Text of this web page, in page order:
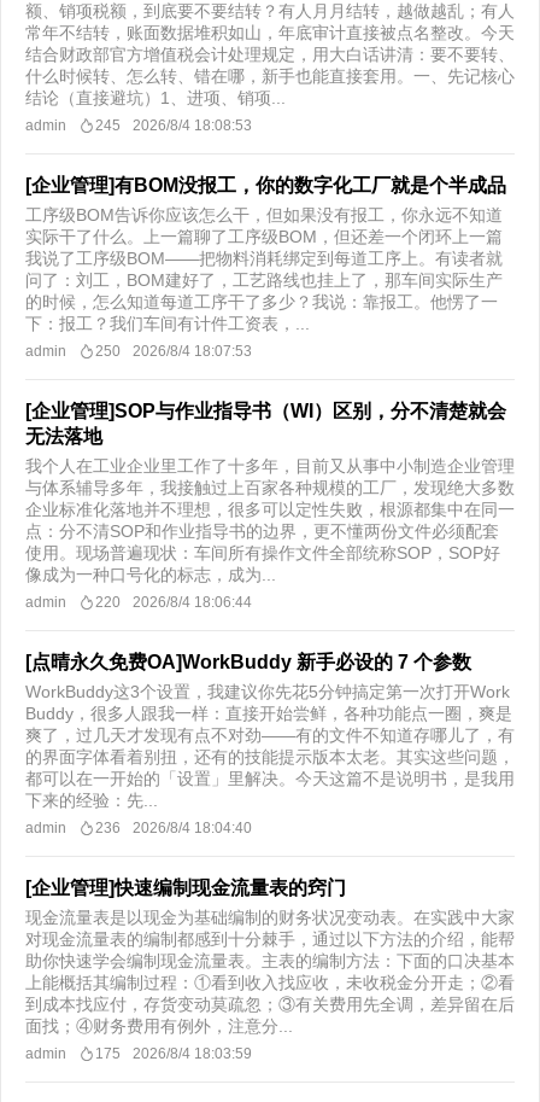
额、销项税额，到底要不要结转？有人月月结转，越做越乱；有人
常年不结转，账面数据堆积如山，年底审计直接被点名整改。今天
结合财政部官方增值税会计处理规定，用大白话讲清：要不要转、
什么时候转、怎么转、错在哪，新手也能直接套用。一、先记核心
结论（直接避坑）1、进项、销项...
admin 245 2026/8/4 18:08:53
[企业管理]有BOM没报工，你的数字化工厂就是个半成品
工序级BOM告诉你应该怎么干，但如果没有报工，你永远不知道
实际干了什么。上一篇聊了工序级BOM，但还差一个闭环上一篇
我说了工序级BOM——把物料消耗绑定到每道工序上。有读者就
问了：刘工，BOM建好了，工艺路线也挂上了，那车间实际生产
的时候，怎么知道每道工序干了多少？我说：靠报工。他愣了一
下：报工？我们车间有计件工资表，...
admin 250 2026/8/4 18:07:53
[企业管理]SOP与作业指导书（WI）区别，分不清楚就会
无法落地
我个人在工业企业里工作了十多年，目前又从事中小制造企业管理
与体系辅导多年，我接触过上百家各种规模的工厂，发现绝大多数
企业标准化落地并不理想，很多可以定性失败，根源都集中在同一
点：分不清SOP和作业指导书的边界，更不懂两份文件必须配套
使用。现场普遍现状：车间所有操作文件全部统称SOP，SOP好
像成为一种口号化的标志，成为...
admin 220 2026/8/4 18:06:44
[点晴永久免费OA]WorkBuddy 新手必设的 7 个参数
WorkBuddy这3个设置，我建议你先花5分钟搞定第一次打开Work
Buddy，很多人跟我一样：直接开始尝鲜，各种功能点一圈，爽是
爽了，过几天才发现有点不对劲——有的文件不知道存哪儿了，有
的界面字体看着别扭，还有的技能提示版本太老。其实这些问题，
都可以在一开始的「设置」里解决。今天这篇不是说明书，是我用
下来的经验：先...
admin 236 2026/8/4 18:04:40
[企业管理]快速编制现金流量表的窍门
现金流量表是以现金为基础编制的财务状况变动表。在实践中大家
对现金流量表的编制都感到十分棘手，通过以下方法的介绍，能帮
助你快速学会编制现金流量表。主表的编制方法：下面的口决基本
上能概括其编制过程：①看到收入找应收，未收税金分开走；②看
到成本找应付，存货变动莫疏忽；③有关费用先全调，差异留在后
面找；④财务费用有例外，注意分...
admin 175 2026/8/4 18:03:59